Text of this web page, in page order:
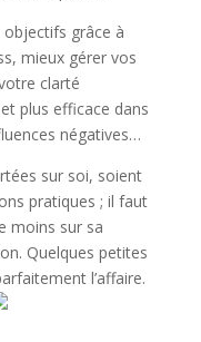
grâce à
mieux gérer vos
clarté
plus efficace dans
négatives…
sur soi, soient
pratiques ; il faut
moins sur sa
Quelques petites
l’affaire.